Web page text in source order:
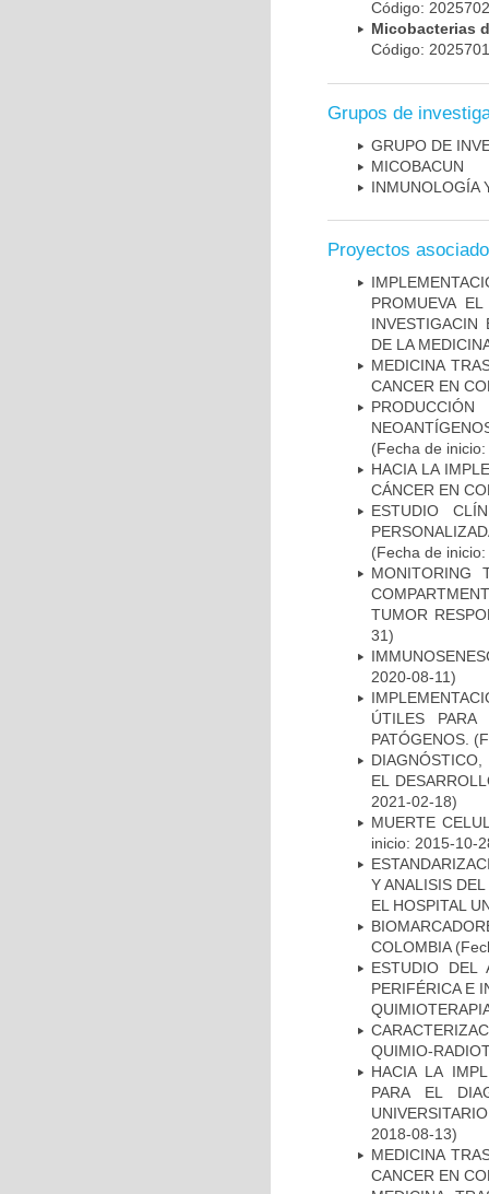
Código:
Micobacterias
Código:
Grupos de
GRUPO DE
MICOBAC­UN
INMUNOLOGÍA
Proyectos
PROMUEVA
INVESTIGACIN
DE LA
MEDICINA
CANCER EN
(Fecha de
HACIA LA
CÁNCER EN
ESTUDIO
(Fecha de
MONITORING
TUMOR
31)
2020-08-11)
ÚTILES
PATÓGENOS.
EL
2021-02-18)
MUERTE
inicio: 2015-10-
Y ANALISIS
EL HOSPITAL
COLOMBIA
ESTUDIO DEL
PERIFÉRICA E
QUIMIO-
HACIA LA
PARA EL
2018-08-13)
MEDICINA
CANCER EN